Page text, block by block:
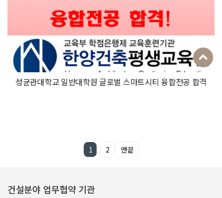
성균관대학교 일반대학원 글로벌 스마트시티 융합전공 합격
1 2 맨끝
건설분야 업무협약 기관